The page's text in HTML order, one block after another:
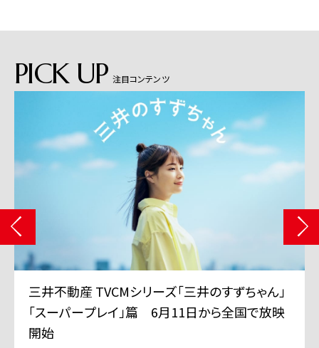
PICK UP 注目コンテンツ
三井不動産 TVCMシリーズ「三井のすずちゃん」
「スーパープレイ」篇 6月11日から全国で放映
開始